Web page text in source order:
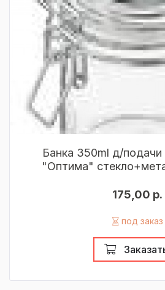
Банка 350ml д/подачи
"Оптима"
175,00 р.
под заказ